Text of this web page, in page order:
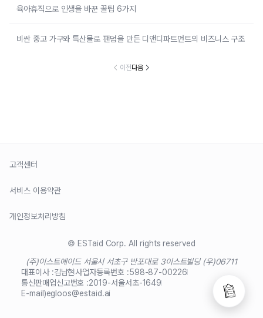
육아휴직으로 인생을 바꾼 꿀팁 6가지
비싼 중고 가구와 특산물로 팬덤을 만든 디앤디파트먼트의 비즈니스 구조
이전다음
고객센터
서비스 이용약관
개인정보처리방침
© ESTaid Corp. All rights reserved
(주)이스트에이드 서울시 서초구 반포대로 3이스트빌딩 (우)06711
대표이사 :김남현사업자등록번호 :598-87-00226
통신판매업신고번호 :2019-서울서초-1649
E-mail)egloos@estaid.ai